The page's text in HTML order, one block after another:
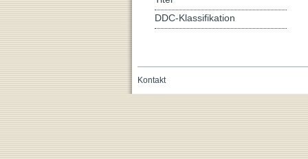
DDC-Klassifikation
Kontakt